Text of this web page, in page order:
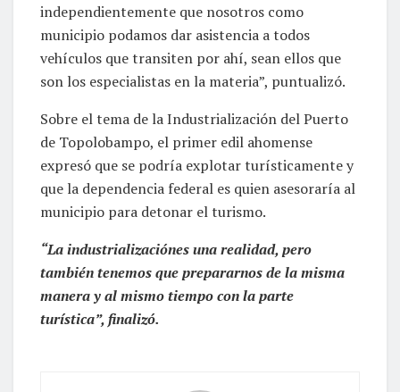
independientemente que nosotros como
municipio podamos dar asistencia a todos
vehículos que transiten por ahí, sean ellos que
son los especialistas en la materia”, puntualizó.
Sobre el tema de la Industrialización del Puerto
de Topolobampo, el primer edil ahomense
expresó que se podría explotar turísticamente y
que la dependencia federal es quien asesoraría al
municipio para detonar el turismo.
“La industrializaciónes una realidad, pero
también tenemos que prepararnos de la misma
manera y al mismo tiempo con la parte
turística”, finalizó.